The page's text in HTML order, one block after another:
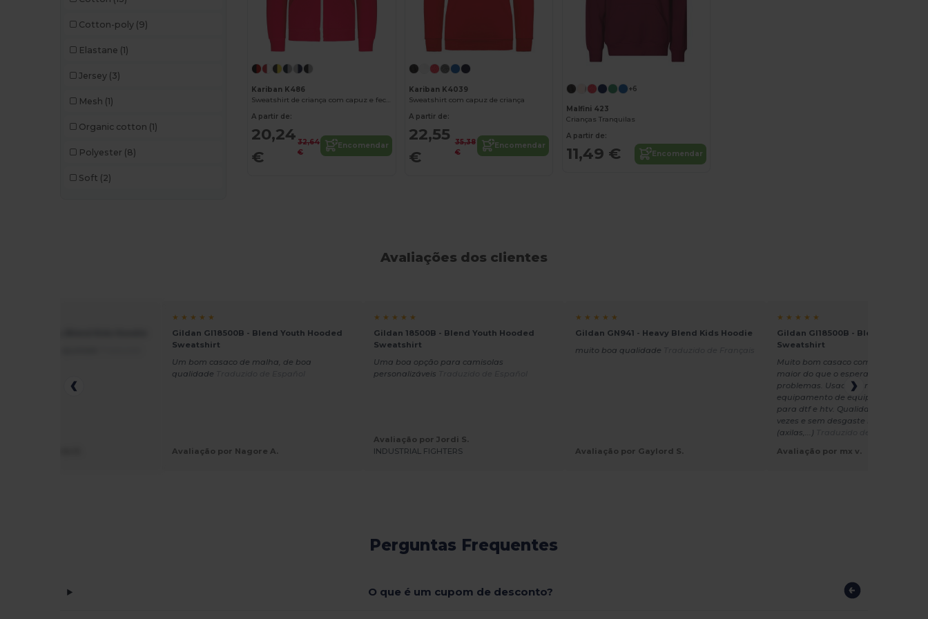
Cotton-poly (9)
Elastane (1)
Jersey (3)
Mesh (1)
Organic cotton (1)
Polyester (8)
Soft (2)
Kariban K486
Sweatshirt de criança com capuz e fecho
A partir de:
20,24
€
32,64
€
Encomendar
Kariban K4039
Sweatshirt com capuz de criança
A partir de:
22,55
€
35,38
€
Encomendar
+6
Malfini 423
Crianças Tranquilas
A partir de:
11,49 € Encomendar
Avaliações dos clientes
★ ★ ★ ★ ★
Gildan GI18500B - Blend Youth Hooded
Sweatshirt
Um bom casaco de malha, de boa
qualidade
Avaliação por Nagore A.
★ ★ ★ ★ ★
Gildan 18500B - Blend Youth Hooded
Sweatshirt
Uma boa opção para camisolas
personalizáveis
Avaliação por Jordi S.
INDUSTRIAL FIGHTERS
★ ★ ★ ★ ★
Gildan GN941 - Heavy Blend Kids Hoodie
muito boa qualidade
Avaliação por Gaylord S.
★ ★ ★ ★ ★
Gildan GI18500B - Blend Youth
Sweatshirt
Muito bom casaco com capuz. É um
maior do que o esperado, mas não
problemas. Usado para imprimir
equipamento de equipa, o capuz é
para dtf e htv. Qualidade boa,
vezes e sem desgaste nos pontos
(axilas,...)
Avaliação por mx v.
Perguntas Frequentes
O que é um cupom de desconto?